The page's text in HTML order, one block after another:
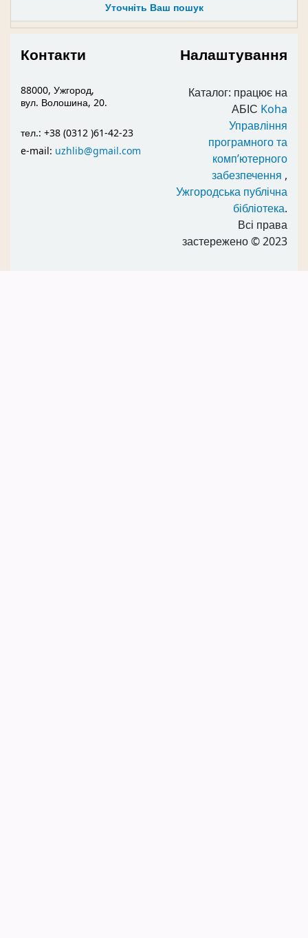
Уточніть Ваш пошук
Контакти
88000, Ужгород,
вул. Волошина, 20.
тел.: +38 (0312 )61-42-23
e-mail: uzhlib@gmail.com
Налаштування
Каталог: працює на
АБІС Koha
Управління
програмного та
комп’ютерного
забезпечення ,
Ужгородська публічна
бібліотека.
Всі права
застережено© 2023